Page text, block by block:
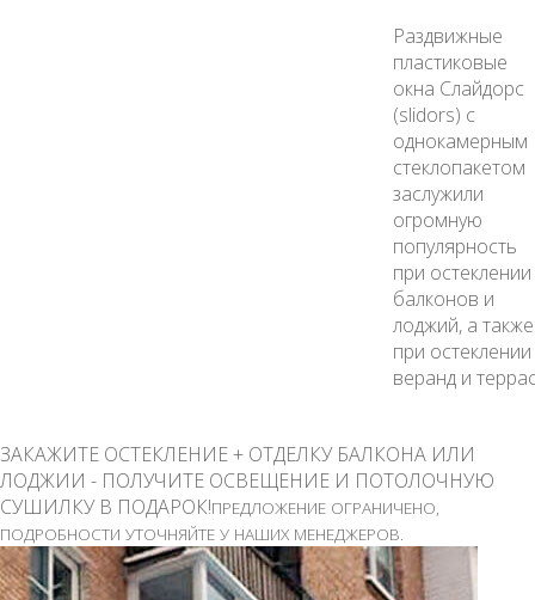
Раздвижные
пластиковые
окна Слайдорс
(slidors) с
однокамерным
стеклопакетом
заслужили
огромную
популярность
при остеклении
балконов и
лоджий, а также
при остеклении
веранд и
ЗАКАЖИТЕ ОСТЕКЛЕНИЕ + ОТДЕЛКУ БАЛКОНА ИЛИ
ЛОДЖИИ - ПОЛУЧИТЕ ОСВЕЩЕНИЕ И ПОТОЛОЧНУЮ
СУШИЛКУ В ПОДАРОК!ПРЕДЛОЖЕНИЕ ОГРАНИЧЕНО,
ПОДРОБНОСТИ УТОЧНЯЙТЕ У НАШИХ МЕНЕДЖЕРОВ.